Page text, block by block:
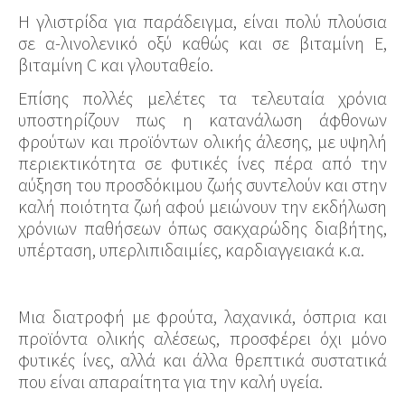
Η γλιστρίδα για παράδειγμα, είναι πολύ πλούσια
σε α-λινολενικό οξύ καθώς και σε βιταμίνη Ε,
βιταμίνη C και γλουταθείο.
Επίσης πολλές μελέτες τα τελευταία χρόνια
υποστηρίζουν πως η κατανάλωση άφθονων
φρούτων και προϊόντων ολικής άλεσης, με υψηλή
περιεκτικότητα σε φυτικές ίνες πέρα από την
αύξηση του προσδόκιμου ζωής συντελούν και στην
καλή ποιότητα ζωή αφού μειώνουν την εκδήλωση
χρόνιων παθήσεων όπως σακχαρώδης διαβήτης,
υπέρταση, υπερλιπιδαιμίες, καρδιαγγειακά κ.α.
Μια διατροφή με φρούτα, λαχανικά, όσπρια και
προϊόντα ολικής αλέσεως, προσφέρει όχι μόνο
φυτικές ίνες, αλλά και άλλα θρεπτικά συστατικά
που είναι απαραίτητα για την καλή υγεία.